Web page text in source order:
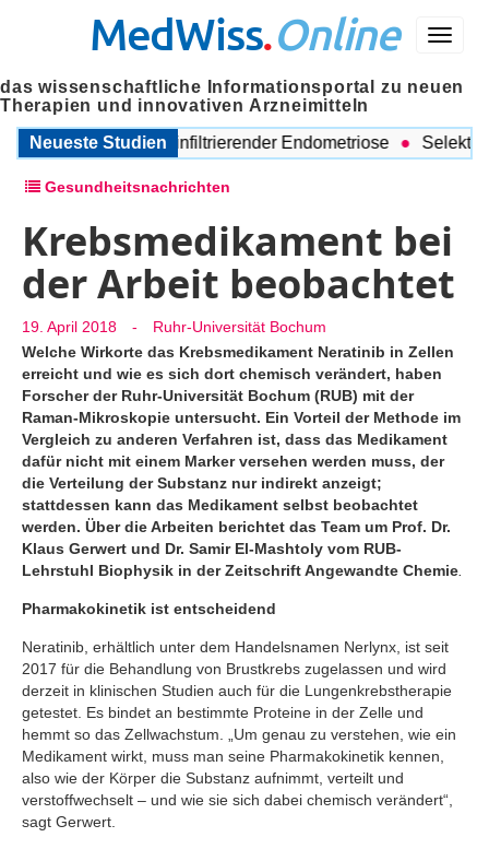
Menü
MedWiss.Online
das wissenschaftliche Informationsportal zu neuen
Therapien und innovativen Arzneimitteln
Neueste Studien
Diagnose von tief-infiltrierender Endometriose Selektiver
Gesundheitsnachrichten
Krebsmedikament bei
der Arbeit beobachtet
19. April 2018 -
Ruhr-Universität Bochum
Welche Wirkorte das Krebsmedikament Neratinib in Zellen
erreicht und wie es sich dort chemisch verändert, haben
Forscher der Ruhr-Universität Bochum (RUB) mit der
Raman-Mikroskopie untersucht. Ein Vorteil der Methode im
Vergleich zu anderen Verfahren ist, dass das Medikament
dafür nicht mit einem Marker versehen werden muss, der
die Verteilung der Substanz nur indirekt anzeigt;
stattdessen kann das Medikament selbst beobachtet
werden. Über die Arbeiten berichtet das Team um Prof. Dr.
Klaus Gerwert und Dr. Samir El-Mashtoly vom RUB-
Lehrstuhl Biophysik in der Zeitschrift Angewandte Chemie
Pharmakokinetik ist entscheidend
Neratinib, erhältlich unter dem Handelsnamen Nerlynx, ist seit
2017 für die Behandlung von Brustkrebs zugelassen und wird
derzeit in klinischen Studien auch für die Lungenkrebstherapie
getestet. Es bindet an bestimmte Proteine in der Zelle und
hemmt so das Zellwachstum. „Um genau zu verstehen, wie ein
Medikament wirkt, muss man seine Pharmakokinetik kennen,
also wie der Körper die Substanz aufnimmt, verteilt und
verstoffwechselt – und wie sie sich dabei chemisch verändert“,
sagt Gerwert.